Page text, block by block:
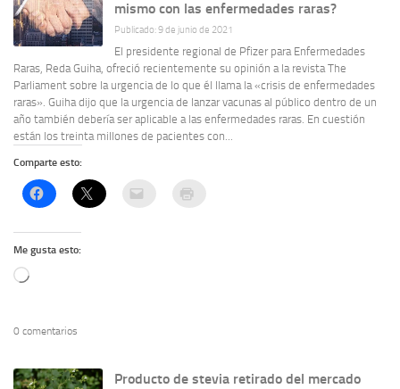
mismo con las enfermedades raras?
Publicado: 9 de junio de 2021
El presidente regional de Pfizer para Enfermedades
Raras, Reda Guiha, ofreció recientemente su opinión a la revista The
Parliament sobre la urgencia de lo que él llama la «crisis de enfermedades
raras». Guiha dijo que la urgencia de lanzar vacunas al público dentro de un
año también debería ser aplicable a las enfermedades raras. En cuestión
están los treinta millones de pacientes con...
Comparte esto:
Me gusta esto:
Cargando...
0 comentarios
Producto de stevia retirado del mercado